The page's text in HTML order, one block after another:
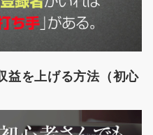
益を上げる方法（初心